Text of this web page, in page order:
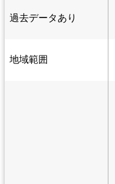
過去データあり
地域範囲